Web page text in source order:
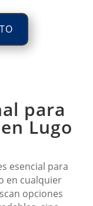
para
Lugo
esencial para
en cualquier
opciones